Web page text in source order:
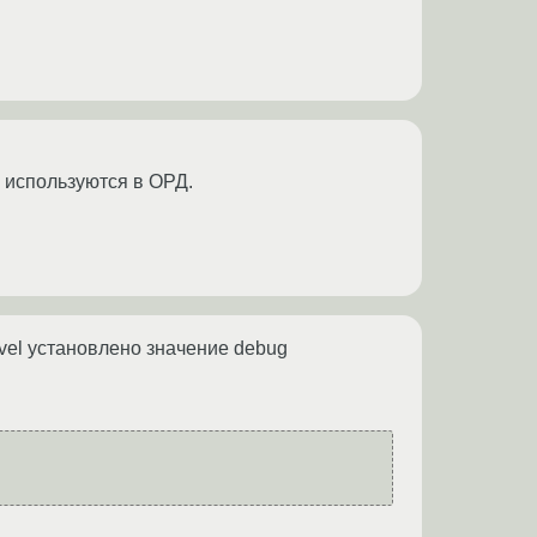
в ОРД.
установлено значение debug